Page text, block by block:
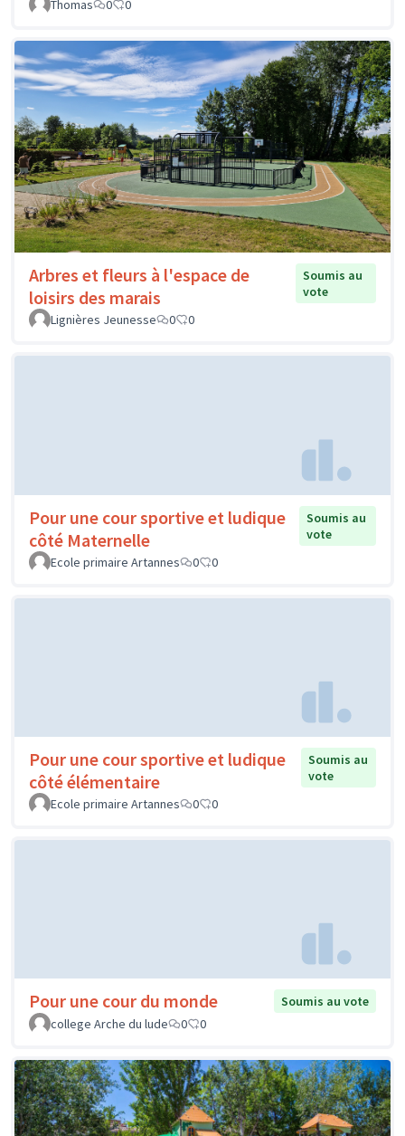
Thomas 0 0
Arbres et fleurs à l'espace de
loisirs des marais
Soumis au
vote
Lignières Jeunesse
0 0
Pour une cour sportive et ludique
côté Maternelle
Soumis au
vote
Ecole primaire Artannes
0 0
Pour une cour sportive et ludique
côté élémentaire
Soumis au
vote
Ecole primaire Artannes
0 0
Pour une cour du monde
Soumis au vote
college Arche du lude
0 0